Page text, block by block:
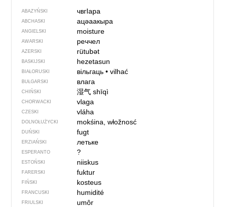
ABAZYŃSKI чвгIара
ABCHASKI ацәаакыра
ANGIELSKI moisture
AWARSKI реччел
AZERSKI rütubət
BASKIJSKI hezetasun
BIAŁORUSKI вільгаць• vilhać
BUŁGARSKI влага
CHIŃSKI 湿气shīqì
CHORWACKI vlaga
CZESKI vláha
DOLNOŁUŻYCKI mokśina, włožnosć
DUŃSKI fugt
ERZIAŃSKI летьке
ESPERANTO ?
ESTOŃSKI niiskus
FARERSKI fuktur
FIŃSKI kosteus
FRANCUSKI humidité
FRIULSKI umôr